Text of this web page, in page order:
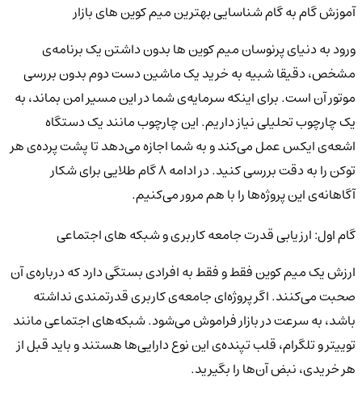
آموزش گام به گام شناسایی بهترین میم کوین های بازار
ورود به دنیای پرنوسان میم کوین ها بدون داشتن یک برنامه‌ی
مشخص، دقیقا شبیه به خرید یک ماشین دست دوم بدون بررسی
موتور آن است. برای اینکه سرمایه‌ی شما در این مسیر امن بماند، به
یک چارچوب تحلیلی نیاز داریم. این چارچوب مانند یک دستگاه
اشعه‌ی ایکس عمل می‌کند و به شما اجازه می‌دهد تا پشت پرده‌ی هر
توکن را به دقت بررسی کنید. در ادامه ۸ گام طلایی برای شکار
آگاهانه‌ی این پروژه‌ها را با هم مرور می‌کنیم.
گام اول: ارزیابی قدرت جامعه کاربری و شبکه های اجتماعی
ارزش یک میم کوین فقط و فقط به افرادی بستگی دارد که درباره‌ی آن
صحبت می‌کنند. اگر پروژه‌ای جامعه‌ی کاربری قدرتمندی نداشته
باشد، به سرعت در بازار فراموش می‌شود. شبکه‌های اجتماعی مانند
توییتر و تلگرام، قلب تپنده‌ی این نوع دارایی‌ها هستند و باید قبل از
هر خریدی، نبض آن‌ها را بگیرید.